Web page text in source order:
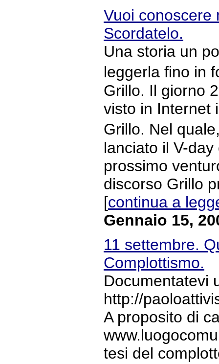
Vuoi conoscere
Scordatelo.
Una storia un
leggerla fino in
Grillo. Il giorno
visto in Internet
Grillo. Nel
lanciato il V-
prossimo
discorso Grillo
[continua a
Gennaio 15,
11 settembre.
Complottismo.
Documentatevi
http://
A proposito di
tesi del